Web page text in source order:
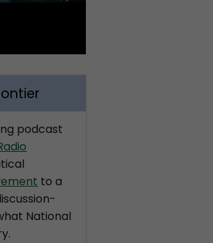
podcast
to a
National